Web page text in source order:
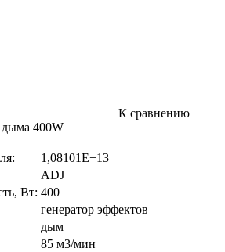
К сравнению
дыма 400W
1,08101E+13
ADJ
Вт: 400
генератор эффектов
дым
85 м3/мин